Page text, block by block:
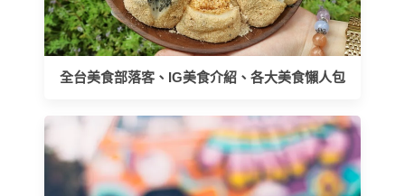
全台美食部落客、IG美食介紹、各大美食懶人包